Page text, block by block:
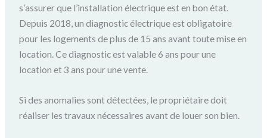
s’assurer que l’installation électrique est en bon état.
Depuis 2018, un diagnostic électrique est obligatoire
pour les logements de plus de 15 ans avant toute mise en
location. Ce diagnostic est valable 6 ans pour une
location et 3 ans pour une vente.
Si des anomalies sont détectées, le propriétaire doit
réaliser les travaux nécessaires avant de louer son bien.